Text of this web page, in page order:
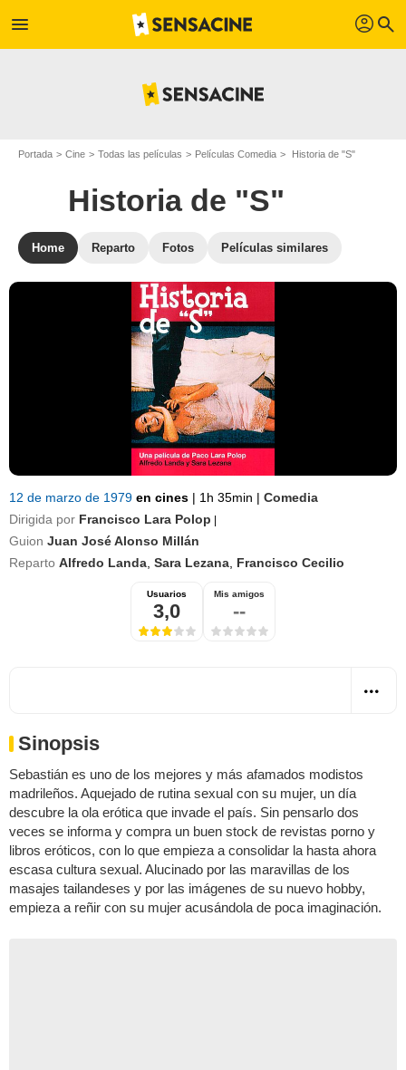
menu profil search
Portada Cine Todas las películas Películas Comedia Historia de "S"
Historia de "S"
Home Reparto Fotos Películas similares
12 de marzo de 1979 en cines | 1h 35min | Comedia
Dirigida por Francisco Lara Polop
Guion Juan José Alonso Millán
Reparto Alfredo Landa Sara Lezana Francisco Cecilio
Usuarios
3,0
Mis amigos
--
Sinopsis
Sebastián es uno de los mejores y más afamados modistos
madrileños. Aquejado de rutina sexual con su mujer, un día
descubre la ola erótica que invade el país. Sin pensarlo dos
veces se informa y compra un buen stock de revistas porno y
libros eróticos, con lo que empieza a consolidar la hasta ahora
escasa cultura sexual. Alucinado por las maravillas de los
masajes tailandeses y por las imágenes de su nuevo hobby,
empieza a reñir con su mujer acusándola de poca imaginación.